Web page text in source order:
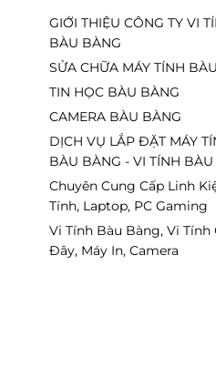
GIỚI THIỆU CÔNG TY VI
BÀU BÀNG
SỬA CHỮA MÁY TÍNH
TIN HỌC BÀU BÀNG
CAMERA BÀU BÀNG
DỊCH VỤ LẮP ĐẶT MÁY
BÀU BÀNG - VI TÍNH
Chuyên Cung Cấp Linh
Tính, Laptop, PC Gaming
Vi Tính Bàu Bàng, Vi Tính
Đây, Máy In, Camera